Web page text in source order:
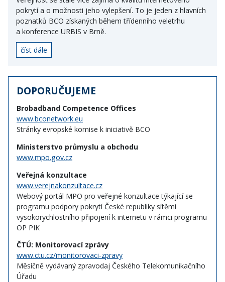
pokrytí a o možnosti jeho vylepšení. To je jeden z hlavních
poznatků BCO získaných během třídenního veletrhu
a konference URBIS v Brně.
číst dále
DOPORUČUJEME
Brobadband Competence Offices
www.bconetwork.eu
Stránky evropské komise k iniciativě BCO
Ministerstvo průmyslu a obchodu
www.mpo.gov.cz
Veřejná konzultace
www.verejnakonzultace.cz
Webový portál MPO pro veřejné konzultace týkající se
programu podpory pokrytí České republiky sítěmi
vysokorychlostního připojení k internetu v rámci programu
OP PIK
ČTÚ: Monitorovací zprávy
www.ctu.cz/monitorovaci-zpravy
Měsíčně vydávaný zpravodaj Českého Telekomunikačního
Úřadu